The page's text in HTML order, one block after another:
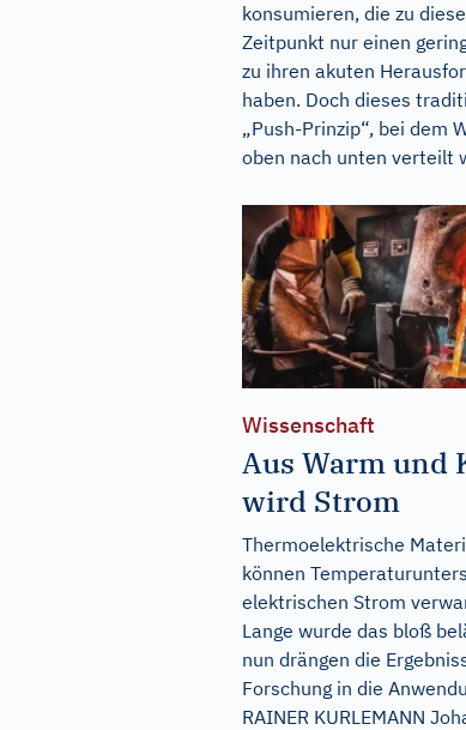
konsumieren, die zu
Zeitpunkt nur einen
zu ihren akuten
haben. Doch dieses
„Push-Prinzip“, bei dem
oben nach unten verteilt
Wissenschaft
Aus Warm und
wird Strom
Thermoelektrische
können
elektrischen Strom
Lange wurde das bloß
nun drängen die
Forschung in die
RAINER KURLEMANN